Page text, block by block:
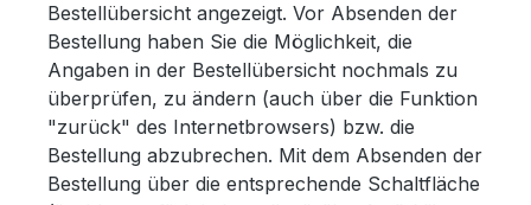
Bestellübersicht angezeigt. Vor Absenden der
Bestellung haben Sie die Möglichkeit, die
Angaben in der Bestellübersicht nochmals zu
überprüfen, zu ändern (auch über die Funktion
"zurück" des Internetbrowsers) bzw. die
Bestellung abzubrechen. Mit dem Absenden der
Bestellung über die entsprechende Schaltfläche